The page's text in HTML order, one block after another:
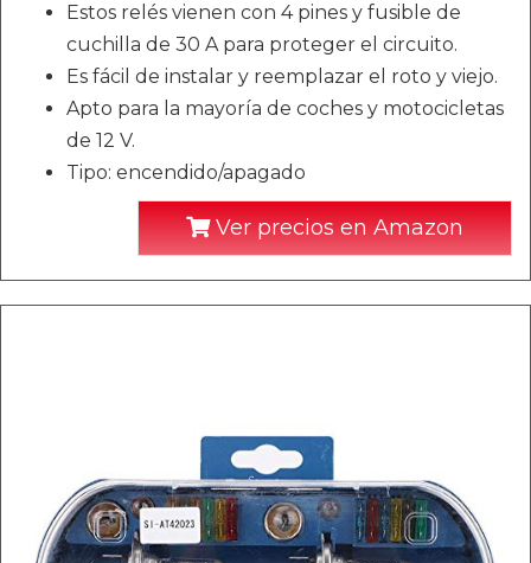
Estos relés vienen con 4 pines y fusible de
cuchilla de 30 A para proteger el circuito.
Es fácil de instalar y reemplazar el roto y viejo.
Apto para la mayoría de coches y motocicletas
de 12 V.
Tipo: encendido/apagado
Ver precios en Amazon